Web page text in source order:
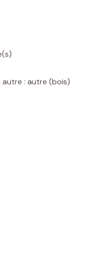
autre : autre (bois)